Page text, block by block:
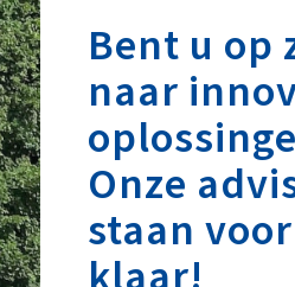
Bent u op
naar
Onze
staan